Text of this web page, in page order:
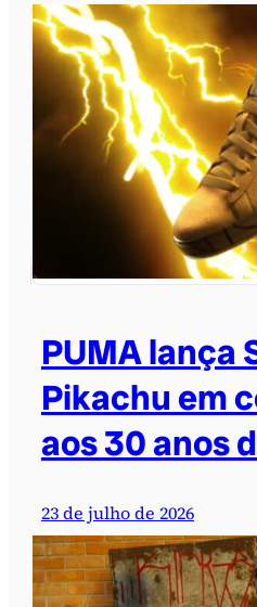
PUMA lança
Pikachu em
aos 30 anos
23 de julho de 2026